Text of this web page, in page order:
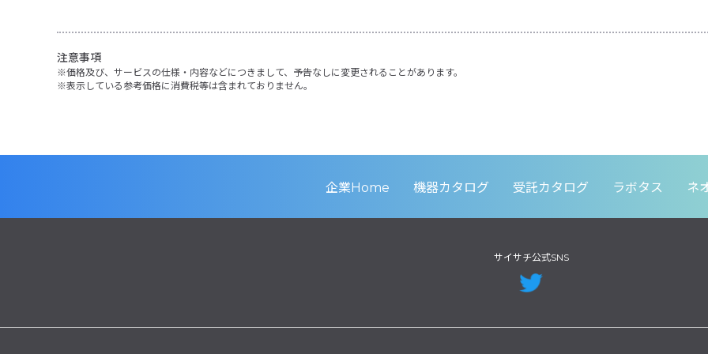
注意事項
価格及び、サービスの仕様・内容などにつきまして、予告なしに変更されることがあります。
表示している参考価格に消費税等は含まれておりません。
企業Home 機器カタログ 受託カタログ ラボタス ネ
サイサチ公式SNS